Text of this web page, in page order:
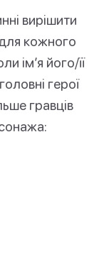
вирішити
кожного
ім’я його/її
герої
гравців